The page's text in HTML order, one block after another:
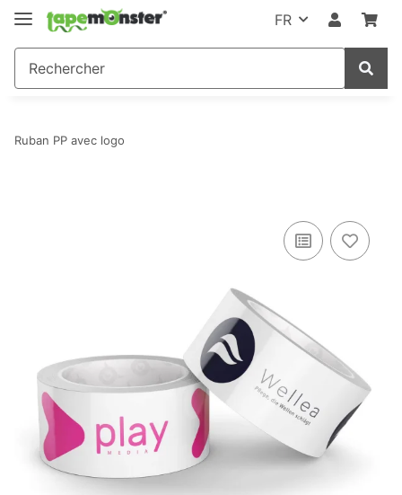
FR
Ruban PP avec logo